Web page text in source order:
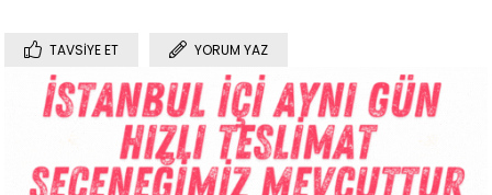
TAVSIYE ET YORUM YAZ